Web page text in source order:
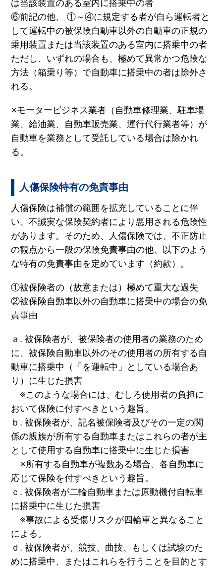
は当該装置のある室内に搭乗中の者
⑥前記の他、 ①～④に規定する者が自ら運転者と
して運転中の被保険自動車以外の自動車の正規の
乗用装置または当該装置のある室内に搭乗中の者
ただし、いずれの場合も、極めて異常かつ危険な
方法（箱乗り等）で自動車に搭乗中の者は除外さ
れる。
※モータービジネス業者（自動車修理業、駐車場
業、給油業、自動車販売業、運行代行業者等）が
自動車を業務として受託している場合は除かれ
る。
人傷保険特有の免責事由
人傷保険は補償の範囲を拡充していることに伴
い、不誠実な保険契約者により悪用される危険性
があります。そのため、人傷保険では、不正防止
の観点から一般の保険免責事由の他、以下のよう
な特有の免責事由を定めています（約款）。
①被保険者の（故意または）極めて重大な過失
②被保険自動車以外の自動車に搭乗中の場合の免
責事由
ａ. 被保険者が、被保険者の使用者の業務のため
に、被保険自動車以外のその使用者の所有する自
動車に搭乗中（「を運転中」としている場合あ
り）に生じた損害
※このような場合には、むしろ使用者の負担に
おいて保険に付すべきという趣旨。
ｂ. 被保険者が、記名被保険者及びその一定の関
係の親族が所有する自動車またはこれらの者が主
として使用する自動車に搭乗中に生じた損害
※所有する自動車が複数ある場合、各自動車に
応じて保険を付すべきという趣旨。
ｃ. 被保険者が二輪自動車または原動機付自転車
に搭乗中に生じた損害
※事故による受傷リスクが四輪車と異なること
による。
ｄ. 被保険者が、競技、曲技、もしくは試験のた
めに搭乗中、またはこれらを行うことを目的とす